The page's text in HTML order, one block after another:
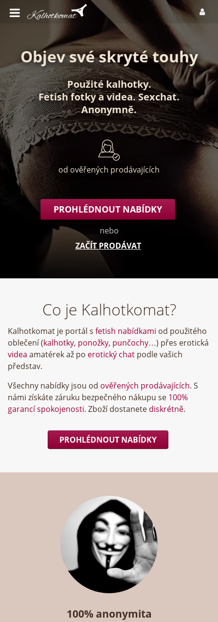
Objev své skryté touhy
Použité kalhotky.
Fetish fotkyavidea.Sexchat.
Anonymně.
od ověřených prodávajících
PROHLÉDNOUT NABÍDKY
nebo
ZAČÍT PRODÁVAT
Co je Kalhotkomat?
Kalhotkomat je portál s fetish nabídkami od použitého
oblečení (kalhotky, ponožky, punčochy…) přes erotická
videa amatérek až po erotický chat podle vašich
představ.
Všechny nabídky jsou od ověřených prodávajících. S
námi získáte záruku bezpečného nákupu se 100%
garancí spokojenosti. Zboží dostanete diskrétně.
PROHLÉDNOUT NABÍDKY
100% anonymita